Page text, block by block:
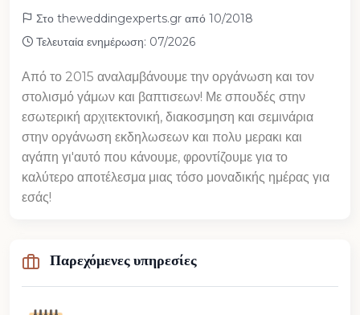
Στο theweddingexperts.gr από 10/2018
Τελευταία ενημέρωση: 07/2026
Από το 2015 αναλαμβάνουμε την οργάνωση και τον
στολισμό γάμων και βαπτισεων! Με σπουδές στην
εσωτερική αρχιτεκτονική, διακοσμηση και σεμινάρια
στην οργάνωση εκδηλωσεων και πολυ μερακι και
αγάπη γι'αυτό που κάνουμε, φροντίζουμε για το
καλύτερο αποτέλεσμα μιας τόσο μοναδικής ημέρας για
εσάς!
Παρεχόμενες υπηρεσίες